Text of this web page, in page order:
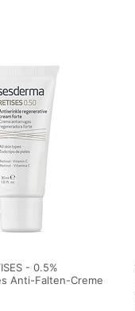
- 0.5%
Anti-Falten-Creme